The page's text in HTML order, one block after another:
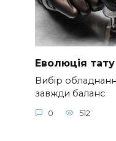
Еволюція
Вибір
завжди баланс
0 512